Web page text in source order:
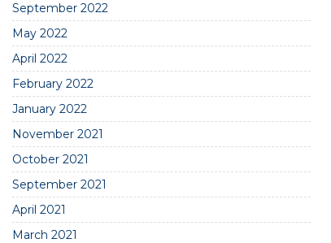
September 2022
May 2022
April 2022
February 2022
January 2022
November 2021
October 2021
September 2021
April 2021
March 2021